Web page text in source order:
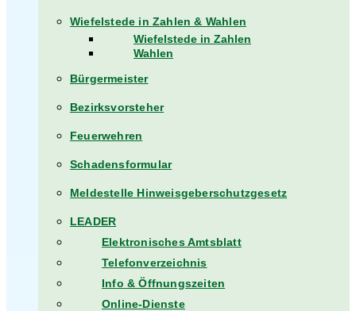
Wiefelstede in Zahlen & Wahlen
Wiefelstede in Zahlen
Wahlen
Bürgermeister
Bezirksvorsteher
Feuerwehren
Schadensformular
Meldestelle Hinweisgeberschutzgesetz
LEADER
Elektronisches Amtsblatt
Telefonverzeichnis
Info & Öffnungszeiten
Online-Dienste